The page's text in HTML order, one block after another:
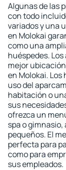
Algunas de las
con todo
variados y una
en Molokai
como una
huéspedes.
mejor
en Molokai.
uso del
habitación o
sus
ofrezca un
spa o
pequeños. El
perfecta para
como para
sus empleados.